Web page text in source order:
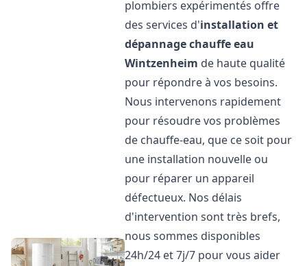
plombiers expérimentés offre
des services d'installation et
dépannage chauffe eau
Wintzenheim de haute qualité
pour répondre à vos besoins.
Nous intervenons rapidement
pour résoudre vos problèmes
de chauffe-eau, que ce soit pour
une installation nouvelle ou
pour réparer un appareil
défectueux. Nos délais
d'intervention sont très brefs,
nous sommes disponibles
24h/24 et 7j/7 pour vous aider